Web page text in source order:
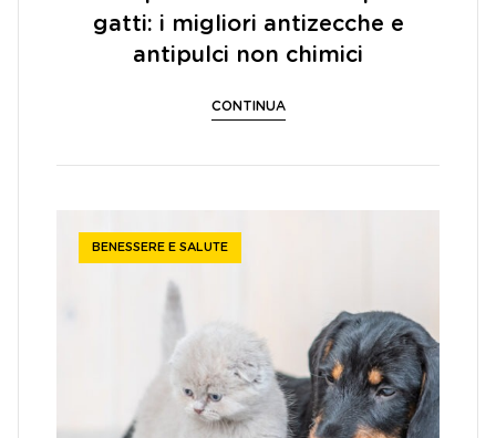
gatti: i migliori antizecche e
antipulci non chimici
CONTINUA
BENESSERE E SALUTE